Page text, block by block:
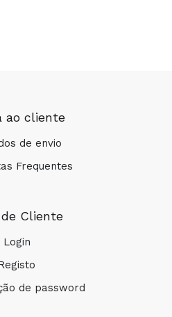
ao cliente
de envio
Frequentes
Cliente
Login
de password